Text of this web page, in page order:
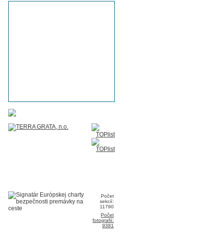
Počet
sekcií:
11790
Počet
fotografií:
9381